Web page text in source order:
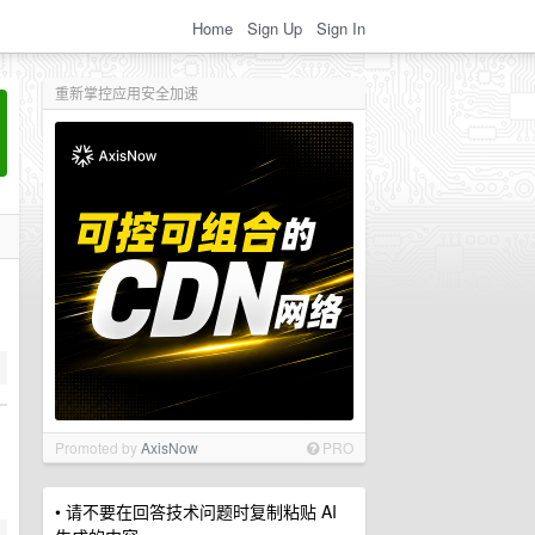
Home Sign Up Sign In
重新掌控应用安全加速
Promoted byAxisNow PRO
• 请不要在回答技术问题时复制粘贴 AI